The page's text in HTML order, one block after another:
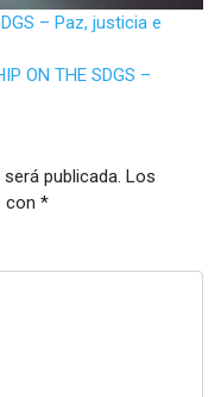
– Paz, justicia e
ON THE SDGS –
publicada. Los
con *